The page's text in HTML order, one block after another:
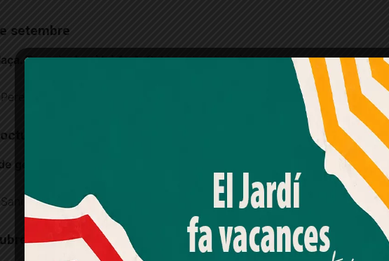
setembre
Torneig de vòlei 4×4. Cal inscricpció prèvia.
Figuera
germanor
Vicenç
Amb el seu acord, nosaltres fem servir galetes o
tecnologies similars per emmagatzemar, accedir i
processar dades personals com la seva visita a aquest lloc
web. Pot retirar el seu consentiment o oposar-se al
processament de dades basat en interessos legítims en
qualsevol moment fent clic a "Ajustos de cookies" o a la
nostra Política de privacitat en aquest lloc web. Si cliques
"acceptar" dones el teu consentiment
Més informació Acceptar Rebutjar tot